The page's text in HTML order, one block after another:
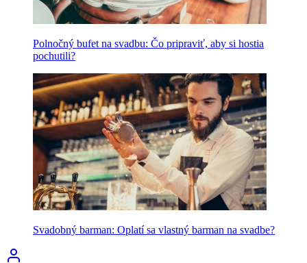
Polnočný bufet na svadbu: Čo pripraviť, aby si hostia
pochutili?
Svadobný barman: Oplatí sa vlastný barman na svadbe?